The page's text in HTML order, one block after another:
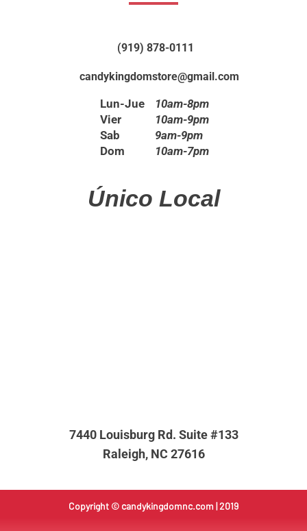
(919) 878-0111
candykingdomstore@gmail.com
Lun-Jue
Vier
Sab
Dom
10am-8pm
10am-9pm
9am-9pm
10am-7pm
Único Local
7440 Louisburg Rd. Suite #133
Raleigh, NC 27616
Copyright © candykingdomnc.com | 2019